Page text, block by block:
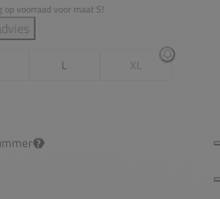
voorraad voor maat S!
L
XL
?